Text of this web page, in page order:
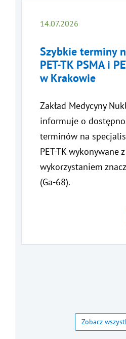
14.07.2026
Szybkie terminy
PET-TK PSMA i
w Krakowie
Zakład Medycyny
informuje o
terminów na
PET-TK wykonywane z
wykorzystaniem
(Ga-68).
Zobacz